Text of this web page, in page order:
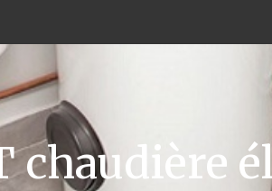
chaudière